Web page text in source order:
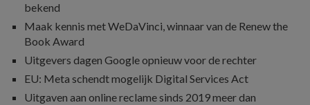
bekend
Maak kennis met WeDaVinci, winnaar van de Renew the
Book Award
Uitgevers dagen Google opnieuw voor de rechter
EU: Meta schendt mogelijk Digital Services Act
Uitgaven aan online reclame sinds 2019 meer dan